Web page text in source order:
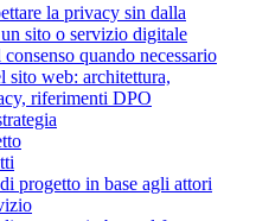
la privacy sin dalla
sito o servizio digitale
quando necessario
sito web: architettura,
riferimenti DPO
progetto in base agli attori